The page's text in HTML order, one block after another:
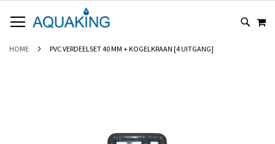
NAAR
DE
HOME PVC VERDEELSET 40 MM + KOGELKRAAN [4 UITGANG]